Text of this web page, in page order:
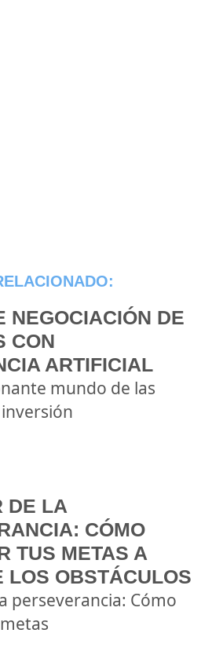
NEGOCIACIÓN DE
CON
ARTIFICIAL
mundo de las
DE LA
CÓMO
TUS METAS A
LOS OBSTÁCULOS
perseverancia: Cómo